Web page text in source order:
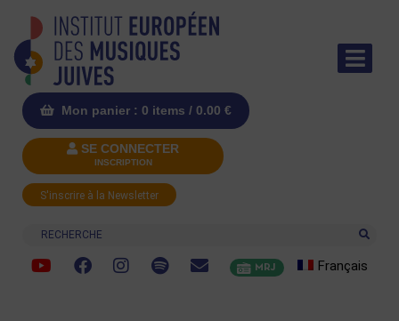
Mon panier : 0 items / 0.00 €
SE CONNECTER
INSCRIPTION
S'inscrire à la Newsletter
Recherche
MRJ Français